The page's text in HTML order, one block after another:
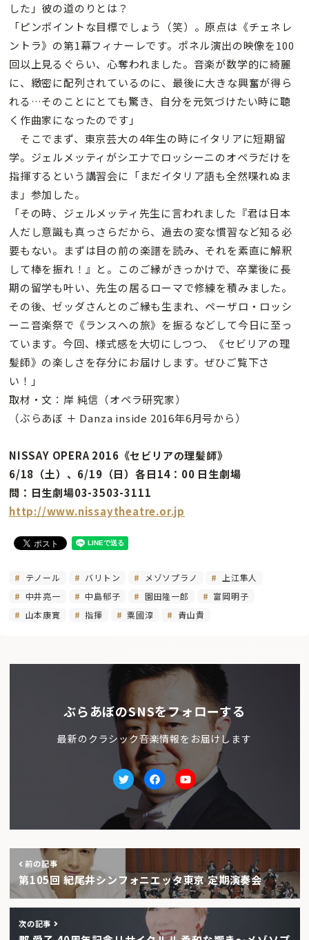
した」彼の道のりとは？
「ピンポイントな目標でしょう（笑）。原点は《チェネレ
ントラ》の第1幕フィナーレです。ポネル演出の映像を100
回以上見るぐらい、心奪われました。音楽が数学的に綺麗
に、緻密に配列されているのに、最後に大きな興奮が得ら
れる…そのことにとても驚き、自分を元気づけたい時に聴
く作曲家になったのです」
そこでまず、東京芸大の4年生の時にイタリアに短期留
学。ジェルメッティがシエナでロッシーニのオペラだけを
指揮するという講習会に「まだイタリア語も全然喋れぬま
ま」参加した。
「その時、ジェルメッティ先生に言われました『君は日本
人だし意識も真っさらだから、過去の変な慣習など知る必
要もない。まずは目の前の楽譜を読み、それを素直に解釈
して棒を振れ！』と。このご縁がきっかけで、卒業後に長
期の留学も叶い、先生の居るローマで修練を積みました。
その後、ゼッダさんとのご縁も生まれ、ペーザロ・ロッシ
ーニ音楽祭で《ランスへの旅》を振るなどして今日に至っ
ています。今回、様式感を大切にしつつ、《セビリアの理
髪師》の楽しさを存分にお届けします。ぜひご覧下さ
い！」
取材・文：岸 純信（オペラ研究家）
（ぶらあぼ ＋ Danza inside 2016年6月号から）
NISSAY OPERA 2016《セビリアの理髪師》
6/18（土）、6/19（日）各日14：00 日生劇場
問：日生劇場03-3503-3111
http://www.nissaytheatre.or.jp
テノール バリトン メゾソプラノ
上江隼人
中井亮一
中島郁子 園田隆一郎
富岡明子
山本康寛
指揮 粟國淳 青山貴
ぶらあぼのSNSをフォローする
最新のクラシック音楽情報をお届けします
TwitterfacebookYoutube
前の記事
第105回 紀尾井シンフォニエッタ東京 定期演奏会
次の記事